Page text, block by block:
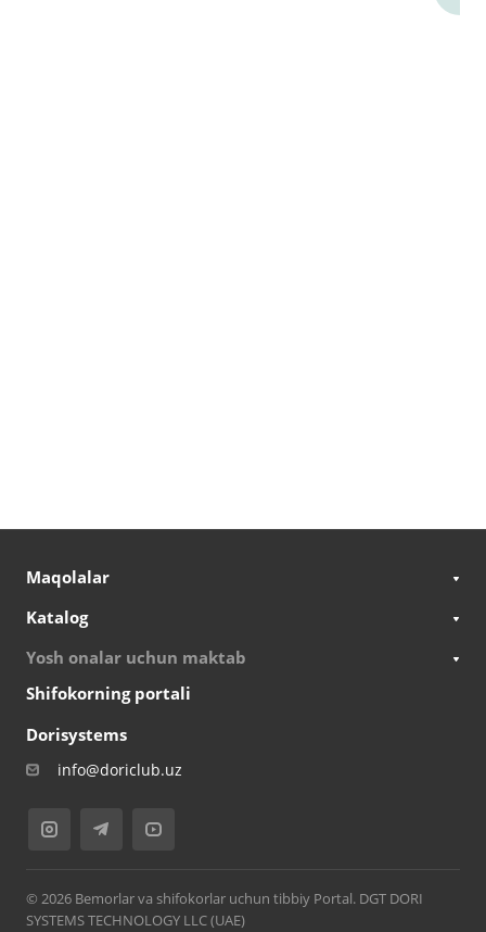
Maqolalar
Katalog
Yosh onalar uchun maktab
Shifokorning portali
Dorisystems
info@doriclub.uz
© 2026 Bemorlar va shifokorlar uchun tibbiy Portal. DGT DORI
SYSTEMS TECHNOLOGY LLC (UAE)